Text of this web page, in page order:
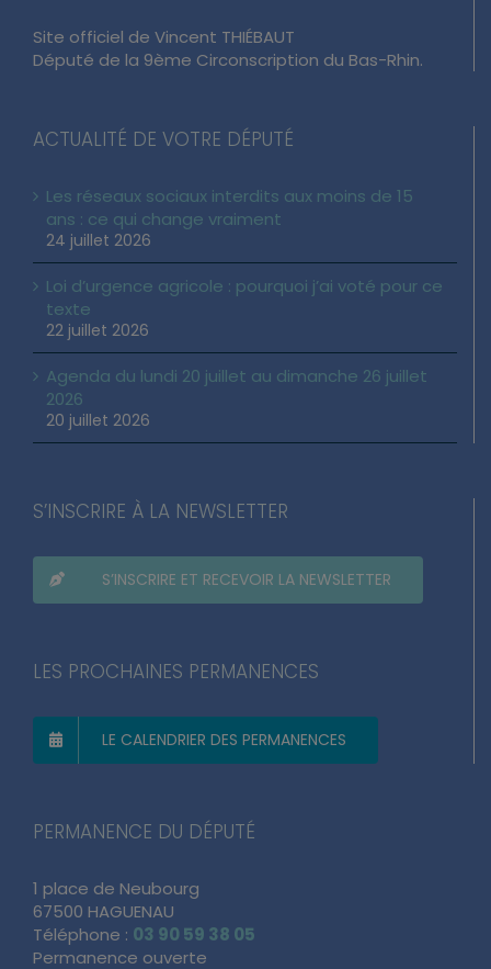
Site officiel de Vincent THIÉBAUT
Député de la 9ème Circonscription du Bas-Rhin.
ACTUALITÉ DE VOTRE DÉPUTÉ
Les réseaux sociaux interdits aux moins de 15
ans : ce qui change vraiment
24 juillet 2026
Loi d’urgence agricole : pourquoi j’ai voté pour ce
texte
22 juillet 2026
Agenda du lundi 20 juillet au dimanche 26 juillet
2026
20 juillet 2026
S’INSCRIRE À LA NEWSLETTER
S’INSCRIRE ET RECEVOIR LA NEWSLETTER
LES PROCHAINES PERMANENCES
LE CALENDRIER DES PERMANENCES
PERMANENCE DU DÉPUTÉ
1 place de Neubourg
67500 HAGUENAU
Téléphone : 03 90 59 38 05
Permanence ouverte